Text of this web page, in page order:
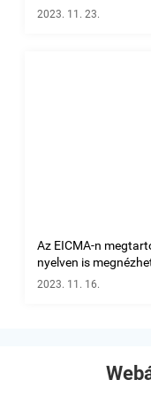
2023. 11. 23.
Az EICMA-n
nyelven is
2023. 11. 16.